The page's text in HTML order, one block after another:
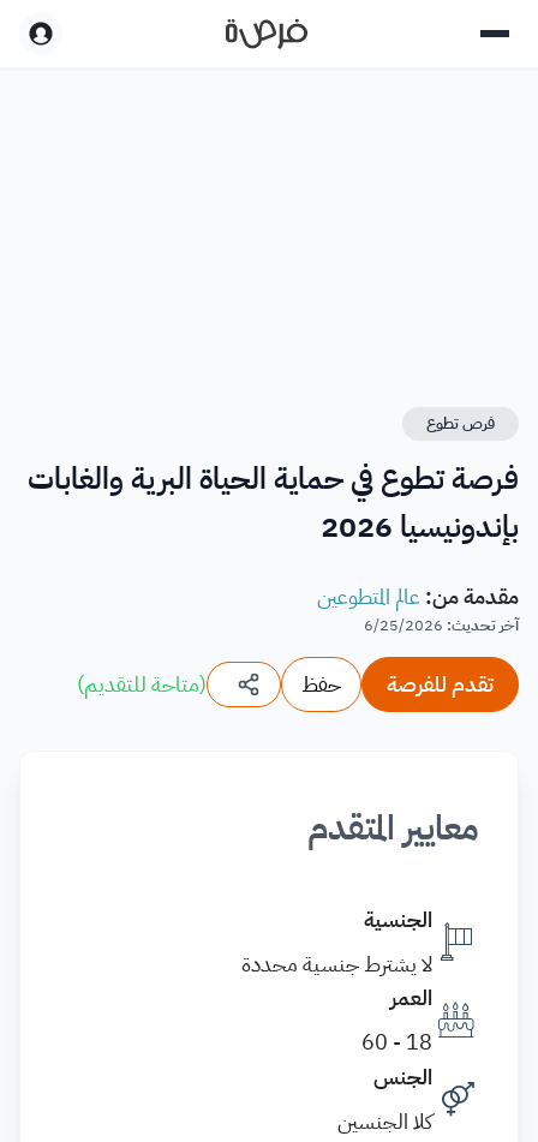
فرص تطوع
فرصة تطوع في حماية الحياة البرية والغابات
بإندونيسيا 2026
مقدمة من: عالم المتطوعين
آخر تحديث:
6/25/2026
تقدم للفرصة حفظ (متاحة للتقديم)
معايير المتقدم
الجنسية
لا يشترط جنسية محددة
العمر
18 - 60
الجنس
كلا الجنسين